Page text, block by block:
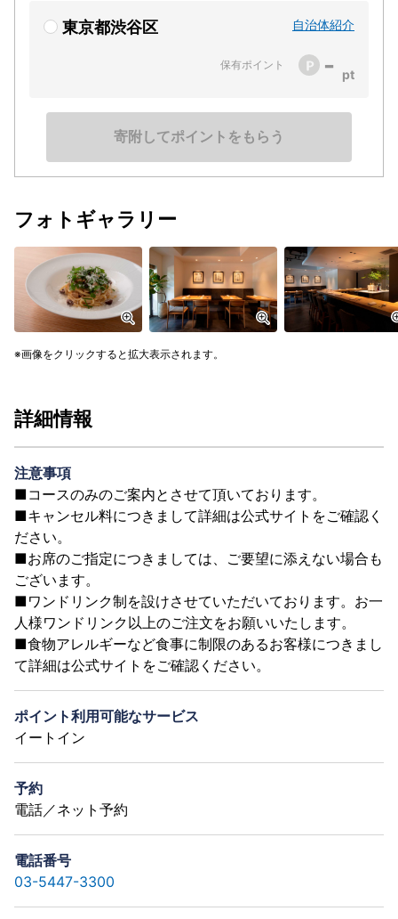
東京都渋谷区 自治体紹介
保有ポイント -
寄附してポイントをもらう
フォトギャラリー
画像をクリックすると拡大表示されます。
詳細情報
注意事項
■コースのみのご案内とさせて頂いております。
■キャンセル料につきまして詳細は公式サイトをご確認く
ださい。
■お席のご指定につきましては、ご要望に添えない場合も
ございます。
■ワンドリンク制を設けさせていただいております。お一
人様ワンドリンク以上のご注文をお願いいたします。
■食物アレルギーなど食事に制限のあるお客様につきまし
て詳細は公式サイトをご確認ください。
ポイント利用可能なサービス
イートイン
予約
電話／ネット予約
電話番号
03-5447-3300